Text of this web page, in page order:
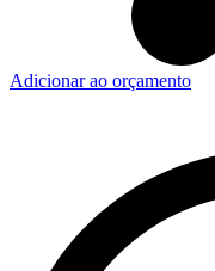
Adicionar ao orçamento